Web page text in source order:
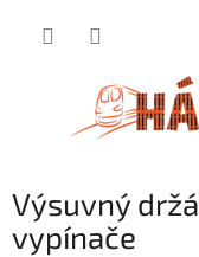
Výsuvný
vypínače